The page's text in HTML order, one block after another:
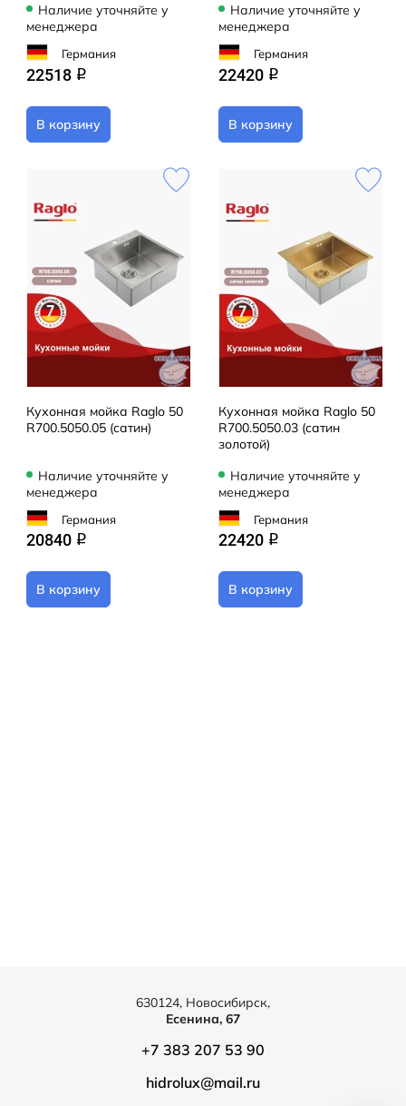
Наличие уточняйте у
менеджера
Германия
22518 q
В корзину
Наличие уточняйте у
менеджера
Германия
22420 q
В корзину
Кухонная мойка Raglo 50
R700.5050.05 (сатин)
Наличие уточняйте у
менеджера
Германия
20840 q
В корзину
Кухонная мойка Raglo 50
R700.5050.03 (сатин
золотой)
Наличие уточняйте у
менеджера
Германия
22420 q
В корзину
630124, Новосибирск,
Есенина, 67
+7 383 207 53 90
hidrolux@mail.ru